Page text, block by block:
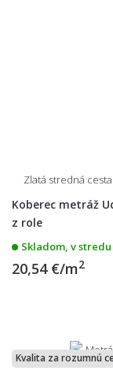
Zlatá stredná cesta
Koberec metráž
z role
Skladom, v
20,54 €/m2
Kvalita za rozumnú